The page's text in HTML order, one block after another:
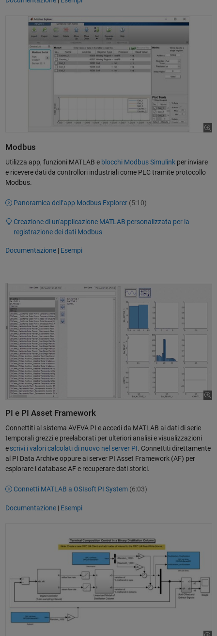
Modbus
Utilizza app, funzioni MATLAB e blocchi Modbus Simulinkper inviare
e ricevere dati da controllori industriali come PLC tramite protocollo
Modbus.
Panoramica dell’app Modbus Explorer (5:10)
Creazione di un'applicazione MATLAB personalizzata per la
registrazione dei dati Modbus
Documentazione| Esempi
PI e PI Asset Framework
Connettiti al sistema AVEVA PI e accedi da MATLAB ai dati di serie
temporali grezzi e preelaborati per ulteriori analisi e visualizzazioni
escrivi i valori calcolati di nuovo nel server PI. Connettiti direttamente
al PI Data Archive oppure ai server PI Asset Framework (AF) per
esplorare i database AF e recuperare dati storici.
Connetti MATLAB a OSIsoft PI System (6:03)
Documentazione| Esempi